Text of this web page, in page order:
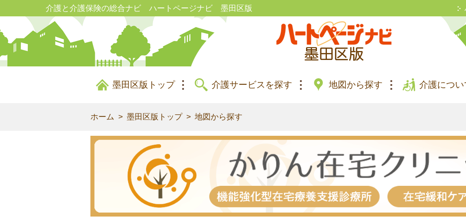
介護と介護保険の総合ナビ ハートページナビ 墨田区版
墨田区版トップ 介護サービスを探す 地図から探す 介護につい
ホーム 墨田区版トップ 地図から探す